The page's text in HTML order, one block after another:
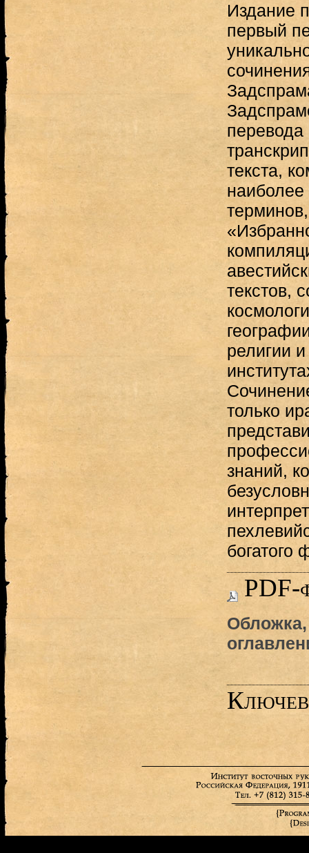
Издание
первый
перевода
текста,
текстов,
религии
только
знаний,
богатого
PDF-
Обложка,